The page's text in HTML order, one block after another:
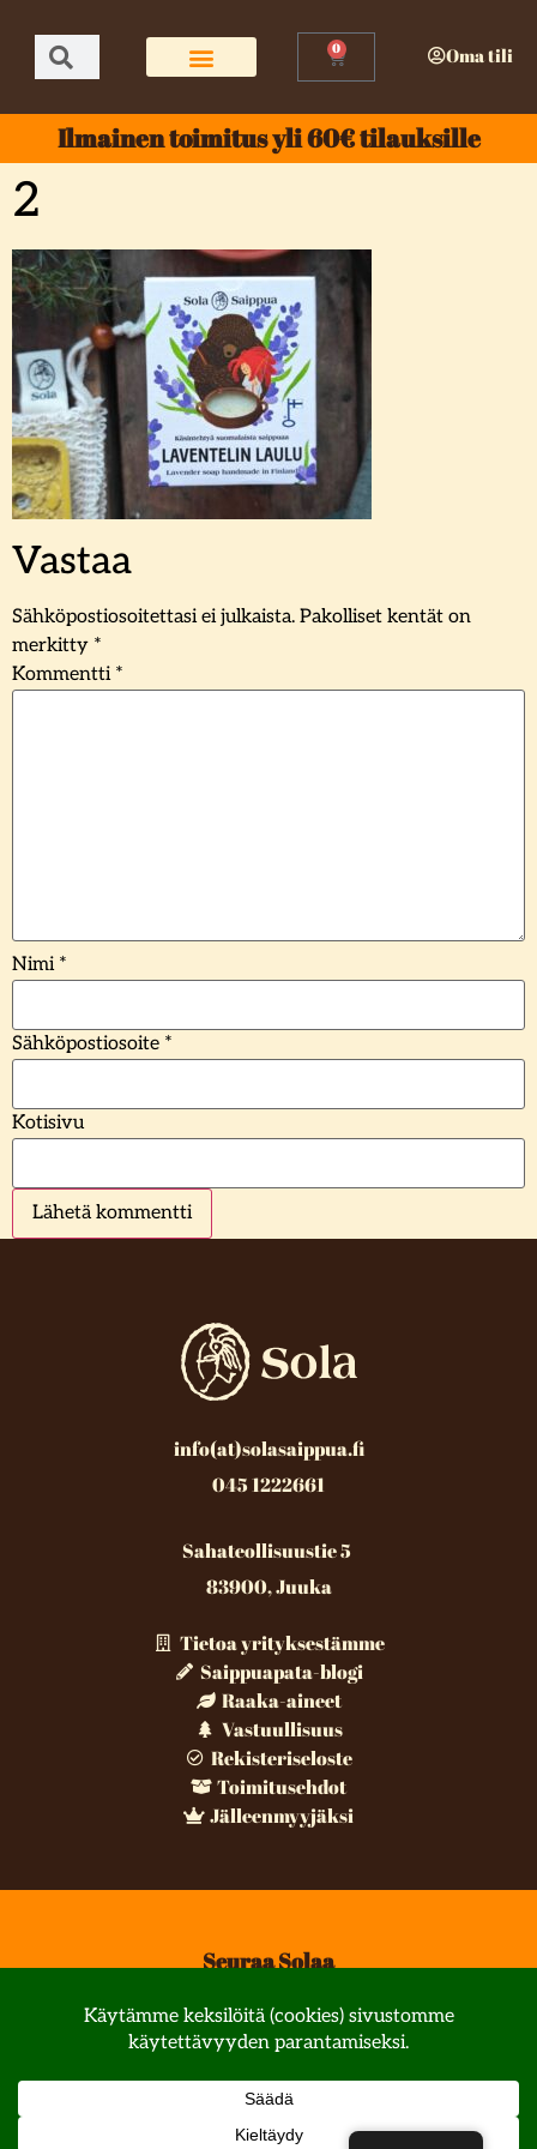
0 Oma tili
Ilmainen toimitus yli 60€ tilauksille
2
Vastaa
Sähköpostiosoitettasi ei julkaista. Pakolliset kentät on
merkitty *
Kommentti *
Nimi *
Sähköpostiosoite *
Kotisivu
info(at)solasaippua.fi
045 1222661
Sahateollisuustie 5
83900, Juuka
Tietoa yrityksestämme
Saippuapata-blogi
Raaka-aineet
Vastuullisuus
Rekisteriseloste
Toimitusehdot
Jälleenmyyjäksi
Seuraa Solaa
© All rights reserved